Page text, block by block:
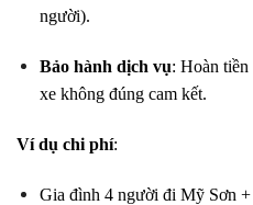
người).
Bảo hành dịch vụ: Hoàn
xe không đúng cam kết.
Ví dụ chi phí:
Gia đình 4 người đi Mỹ Sơn